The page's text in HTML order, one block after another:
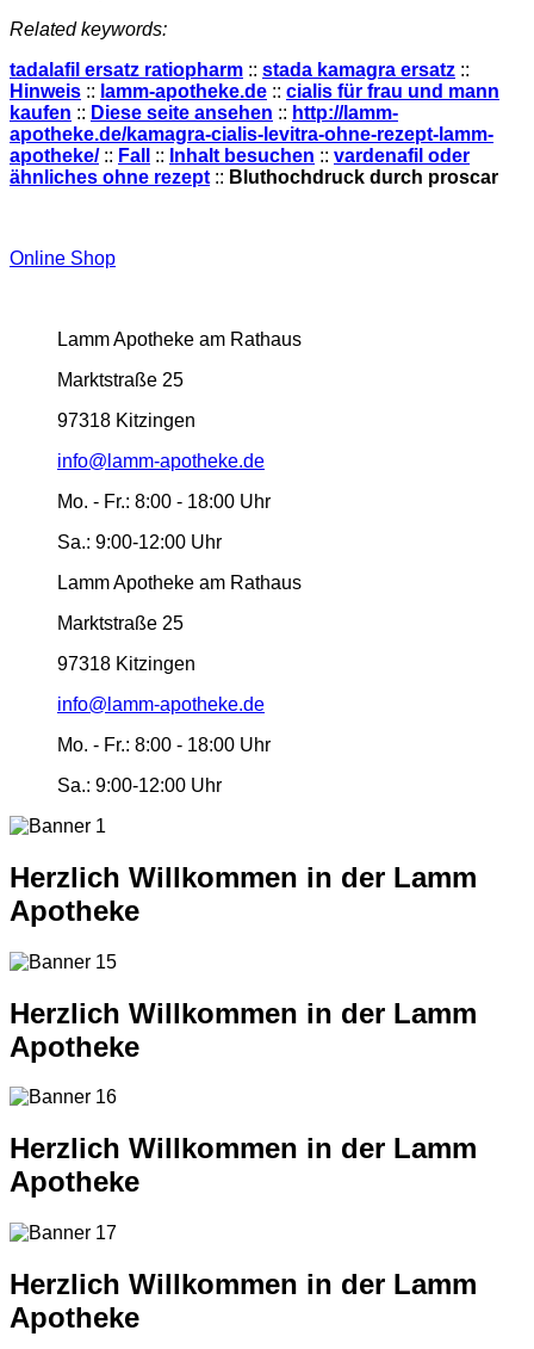
Related keywords:
tadalafil ersatz ratiopharm :: stada kamagra ersatz ::
Hinweis :: lamm-apotheke.de :: cialis für frau und mann
kaufen :: Diese seite ansehen :: http://lamm-
apotheke.de/kamagra-cialis-levitra-ohne-rezept-lamm-
apotheke/:: Fall :: Inhalt besuchen :: vardenafil oder
ähnliches ohne rezept :: Bluthochdruck durch proscar
Online Shop
Lamm Apotheke am Rathaus
Marktstraße 25
97318 Kitzingen
info@lamm-apotheke.de
Mo. - Fr.: 8:00 - 18:00 Uhr
Sa.: 9:00-12:00 Uhr
Lamm Apotheke am Rathaus
Marktstraße 25
97318 Kitzingen
info@lamm-apotheke.de
Mo. - Fr.: 8:00 - 18:00 Uhr
Sa.: 9:00-12:00 Uhr
Herzlich Willkommen in der Lamm
Apotheke
Herzlich Willkommen in der Lamm
Apotheke
Herzlich Willkommen in der Lamm
Apotheke
Herzlich Willkommen in der Lamm
Apotheke